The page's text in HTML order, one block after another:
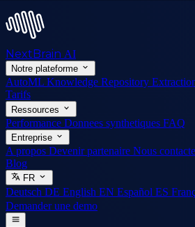
NextBrain AI
Notre plateforme
AutoML Knowledge Repository
Tarifs
Ressources
Performance Donnees synthetiques FAQ
Entreprise
A propos Devenir partenaire Nous
Blog
FR
Deutsch DE English EN Español ES
Demander une demo